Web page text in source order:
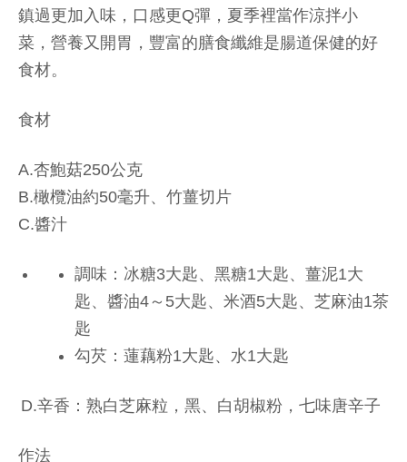
鎮過更加入味，口感更Q彈，夏季裡當作涼拌小
菜，營養又開胃，豐富的膳食纖維是腸道保健的好
食材。
食材
A.杏鮑菇250公克
B.橄欖油約50毫升、竹薑切片
C.醬汁
調味：冰糖3大匙、黑糖1大匙、薑泥1大
匙、醬油4～5大匙、米酒5大匙、芝麻油1茶
匙
勾芡：蓮藕粉1大匙、水1大匙
D.辛香：熟白芝麻粒，黑、白胡椒粉，七味唐辛子
作法